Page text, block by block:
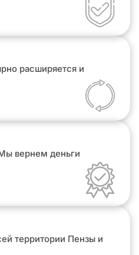
расширяется и
вернем деньги
территории Пензы и